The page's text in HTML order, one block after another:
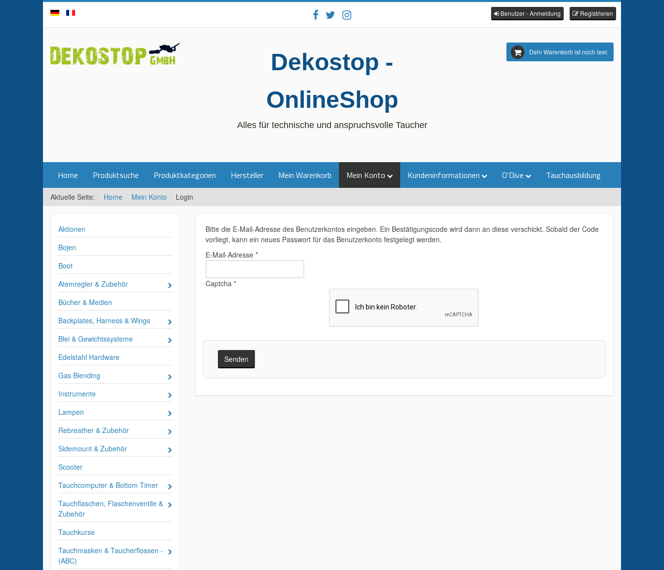
Benutzer - Anmeldung Registrieren
Dekostop -
OnlineShop
Alles für technische und anspruchsvolle Taucher
Dein Warenkorb ist noch leer.
Home Produktsuche Produktkategorien Hersteller Mein Warenkorb Mein Konto Kundeninformationen O'Dive Tauchausbildung
Aktuelle Seite: Home Mein Konto Login
Bitte die E-Mail-Adresse des Benutzerkontos eingeben. Ein Bestätigungscode wird dann an diese verschickt. Sobald der Code
vorliegt, kann ein neues Passwort für das Benutzerkonto festgelegt werden.
E-Mail-Adresse*
Captcha*
Senden
Aktionen
Bojen
Boot
Atemregler & Zubehör
Bücher & Medien
Backplates, Harness & Wings
Blei & Gewichtssysteme
Edelstahl Hardware
Gas Blending
Instrumente
Lampen
Rebreather & Zubehör
Sidemount & Zubehör
Scooter
Tauchcomputer & Bottom Timer
Tauchflaschen, Flaschenventile &
Zubehör
Tauchkurse
Tauchmasken & Taucherflossen -
(ABC)